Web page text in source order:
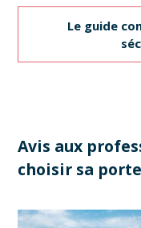
Le guide
Avis aux
choisir sa